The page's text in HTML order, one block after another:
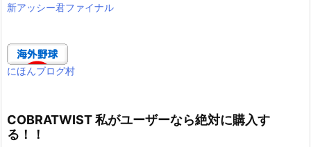
新アッシー君ファイナル
にほんブログ村
COBRATWIST 私がユーザーなら絶対に購入す
る！！